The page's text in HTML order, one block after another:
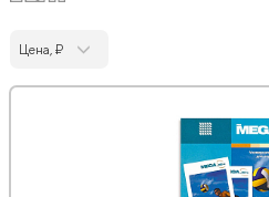
Цена, ₽